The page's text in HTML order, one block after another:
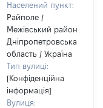
Населений пункт:
Райполе /
Межівський район /
Дніпропетровська
область / Україна
Тип вулиці:
[Конфіденційна
інформація]
Вулиця: